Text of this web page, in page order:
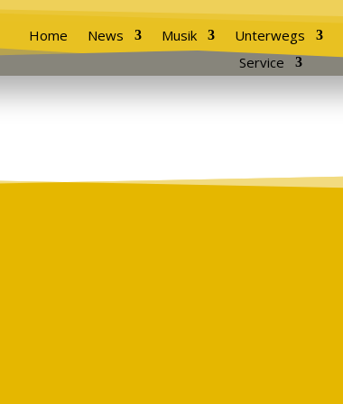
Home News Musik Unterwegs
Service